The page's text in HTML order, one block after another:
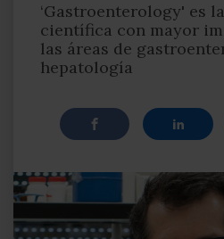
‘Gastroenterology' es
científica con mayor
las áreas de
hepatología